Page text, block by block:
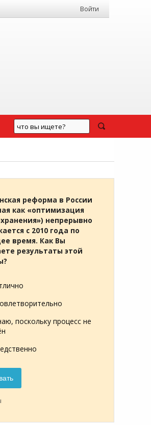
Войти
реформа в России
как «оптимизация
непрерывно
с 2010 года по
время. Как Вы
результаты этой
поскольку процесс не